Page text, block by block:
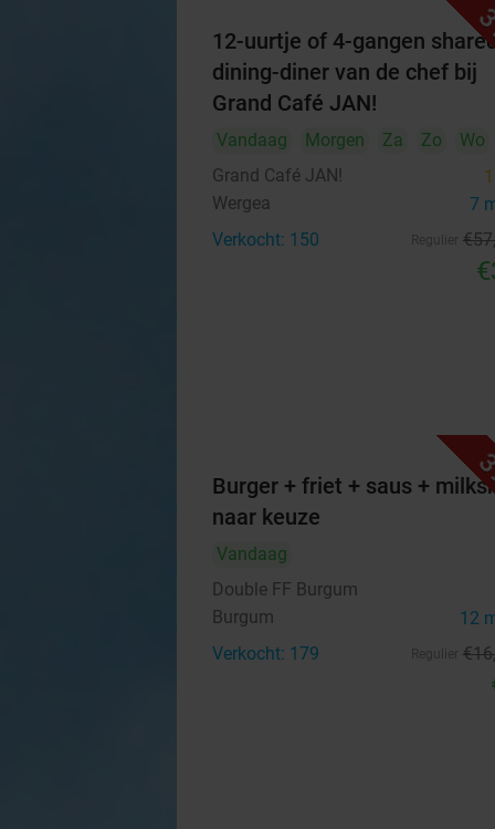
12-uurtje of 4-gangen
dining-diner van de chef bij
Grand Café JAN!
Vandaag Morgen Za Zo
Wo
Grand Café JAN!
Wergea 7
Verkocht: 150 €57
Burger + friet + saus +
naar keuze
Vandaag
Double FF Burgum
Burgum 12
Verkocht: 179 €16